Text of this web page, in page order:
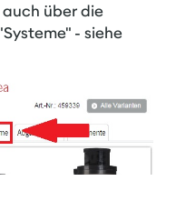
auch über die
- siehe